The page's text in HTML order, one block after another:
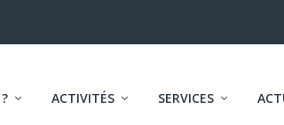
ACTIVITÉS SERVICES